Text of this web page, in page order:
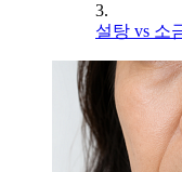
3.
설탕 vs 소